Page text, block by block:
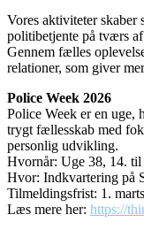
Vores aktiviteter
politibetjente på tværs
Gennem fælles
relationer, som giver
Police Week 2026
Police Week er en uge,
trygt fællesskab med
personlig udvikling.
Hvornår: Uge 38, 14. til
Hvor: Indkvartering på
Tilmeldingsfrist: 1.
Læs mere her: https://